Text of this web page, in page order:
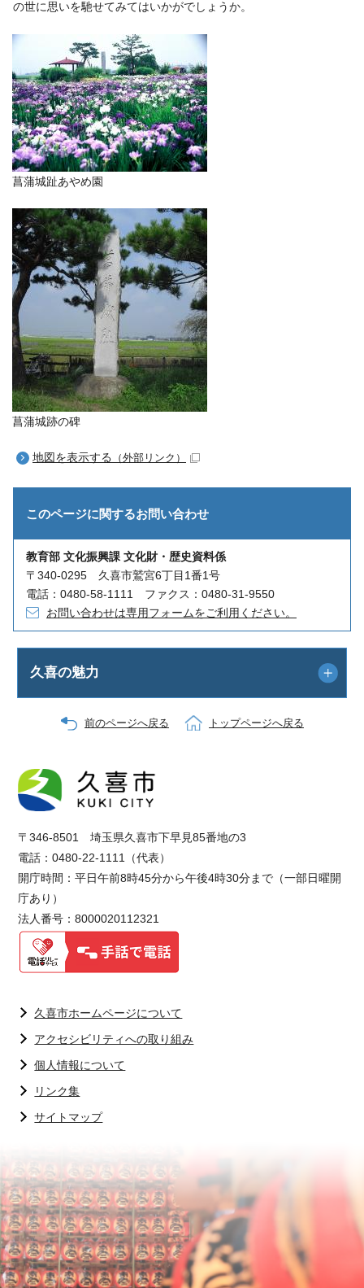
の世に思いを馳せてみてはいかがでしょうか。
菖蒲城趾あやめ園
菖蒲城跡の碑
地図を表示する （外部リンク）
このページに関するお問い合わせ
教育部 文化振興課 文化財・歴史資料係
〒340-0295 久喜市鷲宮6丁目1番1号
電話：0480-58-1111 ファクス：0480-31-9550
お問い合わせは専用フォームをご利用ください。
久喜の魅力
前のページへ戻る トップページへ戻る
〒346-8501 埼玉県久喜市下早見85番地の3
電話：0480-22-1111（代表）
開庁時間：平日午前8時45分から午後4時30分まで（一部日曜開
庁あり）
法人番号：8000020112321
久喜市ホームページについて
アクセシビリティへの取り組み
個人情報について
リンク集
サイトマップ